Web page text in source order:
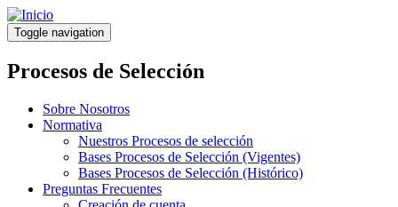
Pasar
al
contenido
principal
Toggle navigation
Procesos de Selección
Sobre Nosotros
Normativa
Nuestros Procesos de selección
Bases Procesos de Selección (Vigentes)
Bases Procesos de Selección (Histórico)
Preguntas Frecuentes